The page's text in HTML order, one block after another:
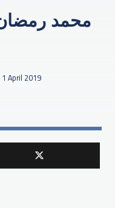
محمد
1 April 2019